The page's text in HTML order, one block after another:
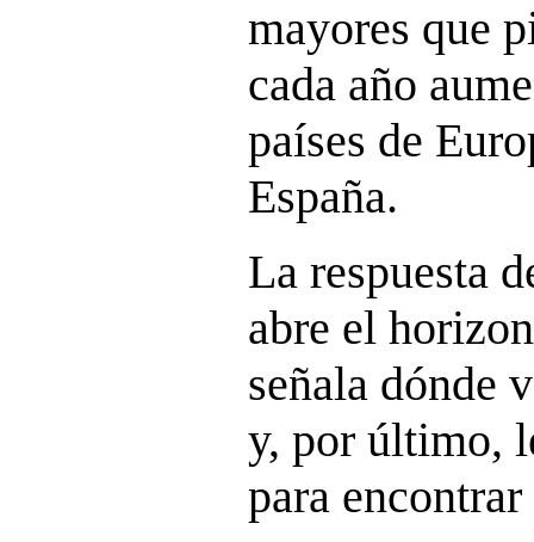
mayores que
cada año
países de
España.
La respuesta
abre el
señala dónde
y, por último,
para